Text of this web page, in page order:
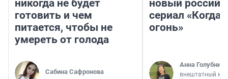
никогда не будет
готовить и чем
питается, чтобы не
умереть от голода
Сабина Сафронова
новый
сериал «Когда
огонь»
Анна
внештатный